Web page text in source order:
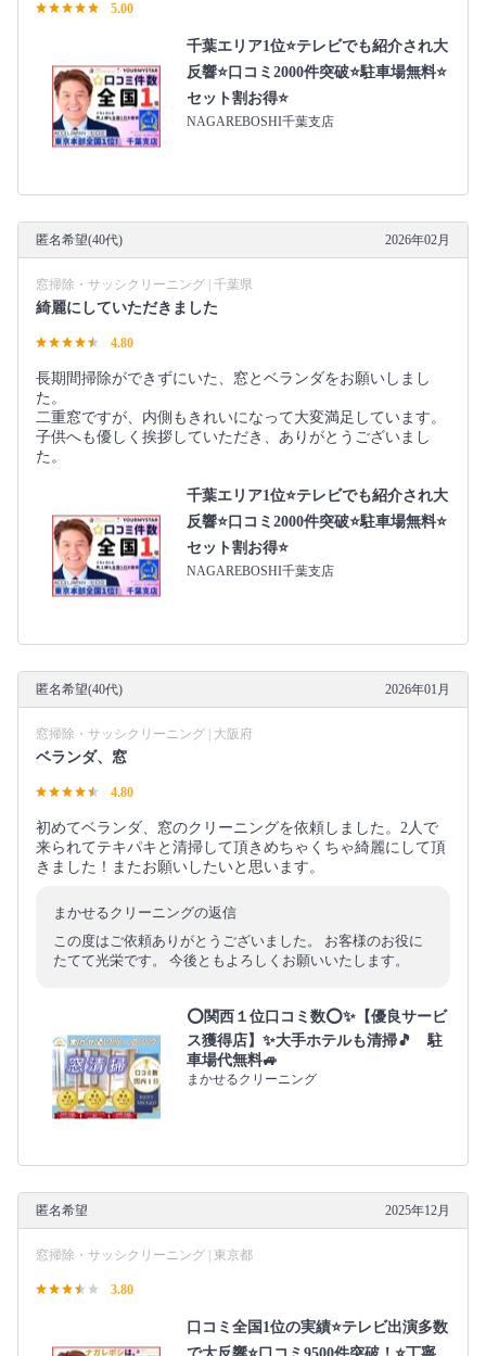
5.00
千葉エリア1位⭐テレビでも紹介され大
反響⭐️口コミ2000件突破⭐️駐車場無料⭐
セット割お得⭐
NAGAREBOSHI千葉支店
匿名希望(40代) 2026年02月
窓掃除・サッシクリーニング | 千葉県
綺麗にしていただきました
4.80
長期間掃除ができずにいた、窓とベランダをお願いしまし
た。
二重窓ですが、内側もきれいになって大変満足しています。
子供へも優しく挨拶していただき、ありがとうございまし
た。
千葉エリア1位⭐テレビでも紹介され大
反響⭐️口コミ2000件突破⭐️駐車場無料⭐
セット割お得⭐
NAGAREBOSHI千葉支店
匿名希望(40代) 2026年01月
窓掃除・サッシクリーニング | 大阪府
ベランダ、窓
4.80
初めてベランダ、窓のクリーニングを依頼しました。2人で
来られてテキパキと清掃して頂きめちゃくちゃ綺麗にして頂
きました！またお願いしたいと思います。
まかせるクリーニングの返信
この度はご依頼ありがとうございました。 お客様のお役に
たてて光栄です。 今後ともよろしくお願いいたします。
⭕関西１位口コミ数⭕✨【優良サービ
ス獲得店】✨大手ホテルも清掃🎵 駐
車場代無料🚙
まかせるクリーニング
匿名希望 2025年12月
窓掃除・サッシクリーニング | 東京都
3.80
口コミ全国1位の実績⭐テレビ出演多数